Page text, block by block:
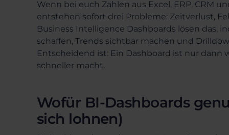
Wenn bei euch Zahlen aus Excel, ERP, CRM
entstehen sofort drei Probleme: Zeitverlust,
Business Intelligence Dashboards lösen das,
schaffen, Trends sichtbar machen und
Entscheidend ist: Ein Dashboard ist nur
schneller macht.
Wofür BI-Dashboards
sich lohnen)